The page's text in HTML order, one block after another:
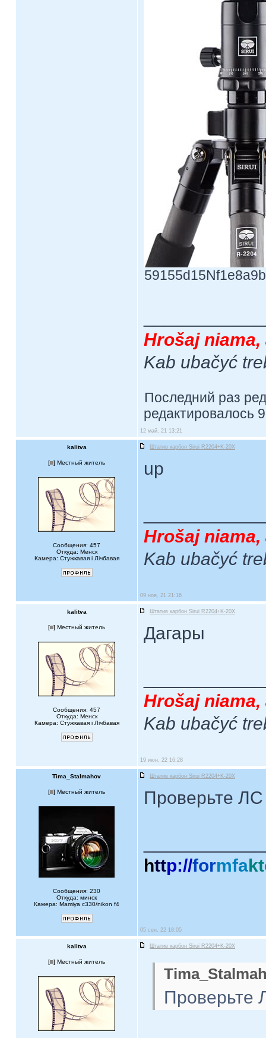
Hrošaj
Kab ubačyć
Последний раз
редактировалось
12 май, 21 13:21
kalitva Штатив карбон Sirui R2204+K-20X
[ ] Местный житель
Сообщения: 457
Откуда: Менск
Камера: Стужкавая i Лічбавая
up
Hrošaj
Kab ubačyć
09 ноя, 21 21:16
kalitva Штатив карбон Sirui R2204+K-20X
[ ] Местный житель
Сообщения: 457
Откуда: Менск
Камера: Стужкавая i Лічбавая
Дагары
Hrošaj
Kab ubačyć
19 июн, 22 16:28
Tima_Stalmahov Штатив карбон Sirui R2204+K-20X
[ ] Местный житель
Сообщения: 230
Откуда: минск
Камера: Mamiya c330/nikon f4
Проверьте
http://formfa
05 сен, 22 18:05
kalitva Штатив карбон Sirui R2204+K-20X
[ ] Местный житель
Проверьте